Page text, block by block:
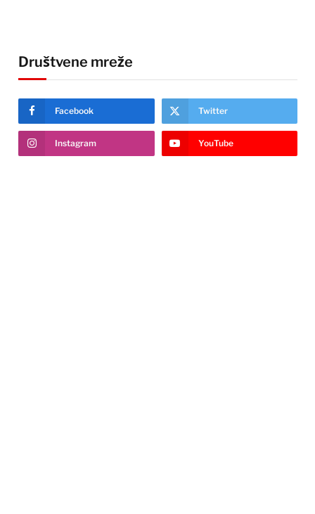
Društvene mreže
Facebook Twitter
Instagram YouTube